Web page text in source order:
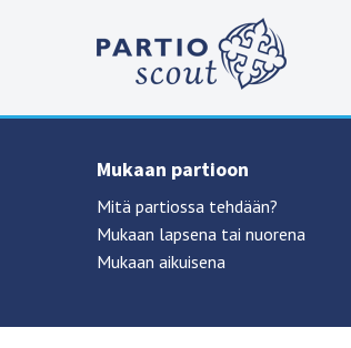
Mukaan partioon
Mitä partiossa tehdään?
Mukaan lapsena tai nuorena
Mukaan aikuisena